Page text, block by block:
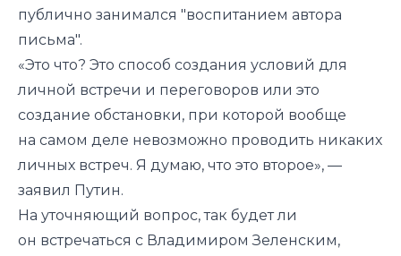
публично занимался "воспитанием автора
письма".
«Это что? Это способ создания условий для
личной встречи и переговоров или это
создание обстановки, при которой вообще
на самом деле невозможно проводить никаких
личных встреч. Я думаю, что это второе», —
заявил Путин.
На уточняющий вопрос, так будет ли
он встречаться с Владимиром Зеленским,